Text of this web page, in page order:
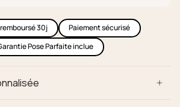
30j
Paiement sécurisé
Pose Parfaite inclue